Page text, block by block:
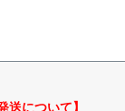
送について】